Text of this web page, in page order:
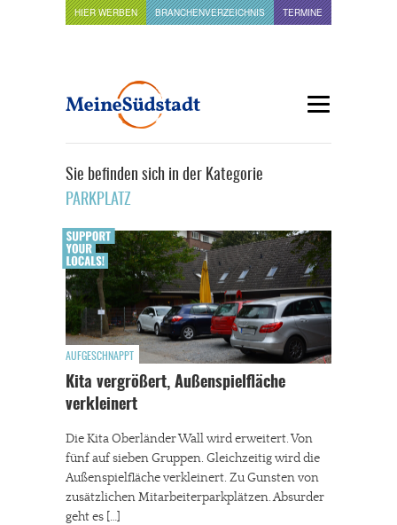
HIER WERBEN BRANCHENVERZEICHNIS TERMINE
Sie befinden sich in der Kategorie
PARKPLATZ
AUFGESCHNAPPT
Kita vergrößert, Außenspielfläche
verkleinert
Die Kita Oberländer Wall wird erweitert. Von
fünf auf sieben Gruppen. Gleichzeitig wird die
Außenspielfläche verkleinert. Zu Gunsten von
zusätzlichen Mitarbeiterparkplätzen. Absurder
geht es […]